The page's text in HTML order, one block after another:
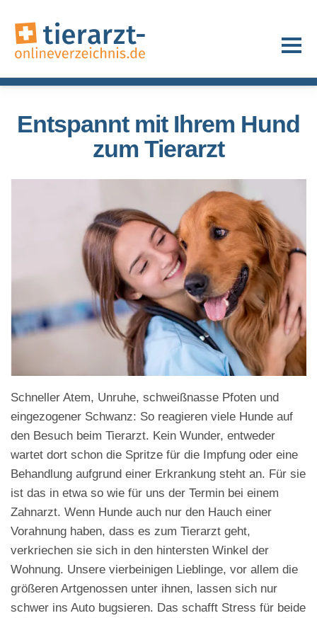
Entspannt mit Ihrem Hund
zum Tierarzt
Schneller Atem, Unruhe, schweißnasse Pfoten und
eingezogener Schwanz: So reagieren viele Hunde auf
den Besuch beim Tierarzt. Kein Wunder, entweder
wartet dort schon die Spritze für die Impfung oder eine
Behandlung aufgrund einer Erkrankung steht an. Für sie
ist das in etwa so wie für uns der Termin bei einem
Zahnarzt. Wenn Hunde auch nur den Hauch einer
Vorahnung haben, dass es zum Tierarzt geht,
verkriechen sie sich in den hintersten Winkel der
Wohnung. Unsere vierbeinigen Lieblinge, vor allem die
größeren Artgenossen unter ihnen, lassen sich nur
schwer ins Auto bugsieren. Das schafft Stress für beide